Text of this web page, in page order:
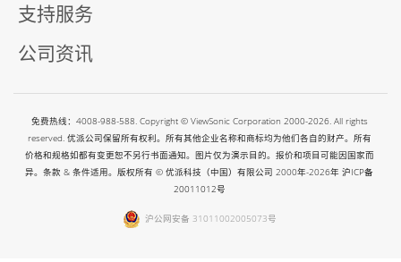
支持服务
公司资讯
免费热线：4008-988-588. Copyright © ViewSonic Corporation 2000-2026. All rights
reserved. 优派公司保留所有权利。所有其他企业名称和商标均为他们各自的财产。所有
价格和规格如都有变更恕不另行书面通知。图片仅为演示目的。报价和项目可能因国家而
异。条款 & 条件适用。版权所有 © 优派科技（中国）有限公司 2000年-2026年沪ICP备
20011012号
沪公网安备 31011002005073号